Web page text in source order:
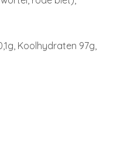
Koolhydraten 97g,